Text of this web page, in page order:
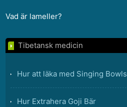
Vad är lameller?
Tibetansk medicin
Hur att läka med Singing Bowls
Hur Extrahera Goji Bär